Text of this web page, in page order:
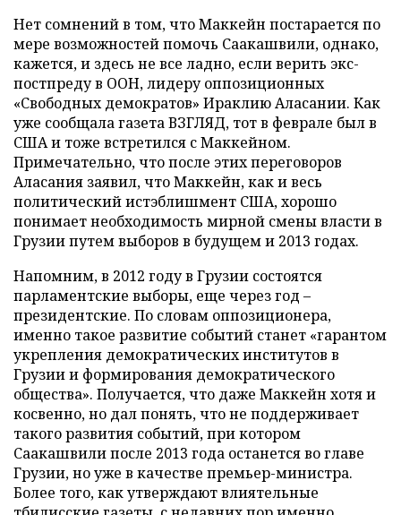
Нет сомнений в том, что Маккейн постарается по
мере возможностей помочь Саакашвили, однако,
кажется, и здесь не все ладно, если верить экс-
постпреду в ООН, лидеру оппозиционных
«Свободных демократов» Ираклию Аласании. Как
уже сообщала газета ВЗГЛЯД, тот в феврале был в
США и тоже встретился с Маккейном.
Примечательно, что после этих переговоров
Аласания заявил, что Маккейн, как и весь
политический истэблишмент США, хорошо
понимает необходимость мирной смены власти в
Грузии путем выборов в будущем и 2013 годах.
Напомним, в 2012 году в Грузии состоятся
парламентские выборы, еще через год –
президентские. По словам оппозиционера,
именно такое развитие событий станет «гарантом
укрепления демократических институтов в
Грузии и формирования демократического
общества». Получается, что даже Маккейн хотя и
косвенно, но дал понять, что не поддерживает
такого развития событий, при котором
Саакашвили после 2013 года останется во главе
Грузии, но уже в качестве премьер-министра.
Более того, как утверждают влиятельные